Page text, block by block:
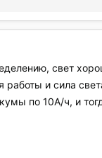
свет
и сила
по 10А/ч, и